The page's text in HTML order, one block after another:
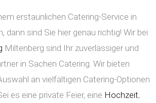
erstaunlichen Catering-Service in
dann sind Sie hier genau richtig! Wir bei
Miltenberg sind Ihr zuverlässiger und
in Sachen Catering. Wir bieten
an vielfältigen Catering-Optionen
es eine private Feier, eine Hochzeit,